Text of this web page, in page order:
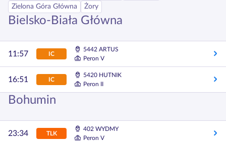
Zielona Góra Główna
Żory
Bielsko-Biała Główna
11:57 IC
5442 ARTUS
Peron V
16:51 IC
5420 HUTNIK
Peron II
Bohumin
23:34 TLK
402 WYDMY
Peron V